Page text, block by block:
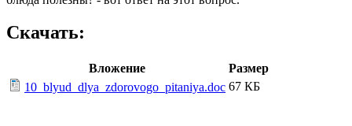
Скачать:
Вложение
Размер
10_blyud_dlya_zdorovogo_pitaniya.doc 67 КБ